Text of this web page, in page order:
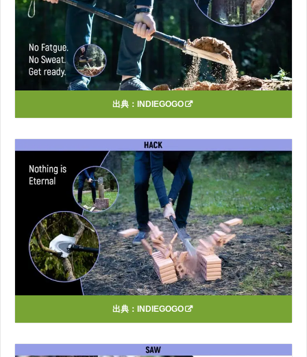
出典： INDIEGOGO
出典： INDIEGOGO